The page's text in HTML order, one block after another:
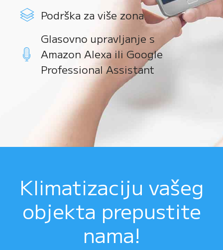
Podrška za više zona
Glasovno upravljanje s
Amazon Alexa ili Google
Professional Assistant
Klimatizaciju vašeg
objekta prepustite
nama!